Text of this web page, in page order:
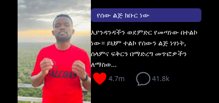
የሰው ልጅ ክቡር ነው
እያንዳንዳችን ወደምድር የመጣነው በተልኮ
ነው። ይህም ተልኮ የሰውን ልጅ ነፃነት,
ሰላምና ፍቅርን በማድረግ መጥፎዎችን
ለማስወ...
4.7m
41.8k